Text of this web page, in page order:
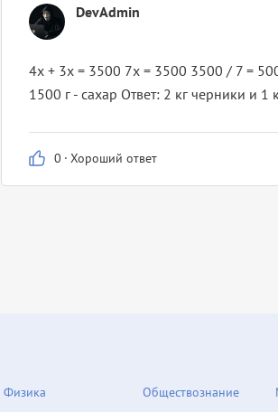
DevAdmin
4x + 3x = 3500 7x = 3500 3500 / 7 =
1500 г - сахар Ответ: 2 кг черники и 1
0 · Хороший ответ
Физика
Обществознание